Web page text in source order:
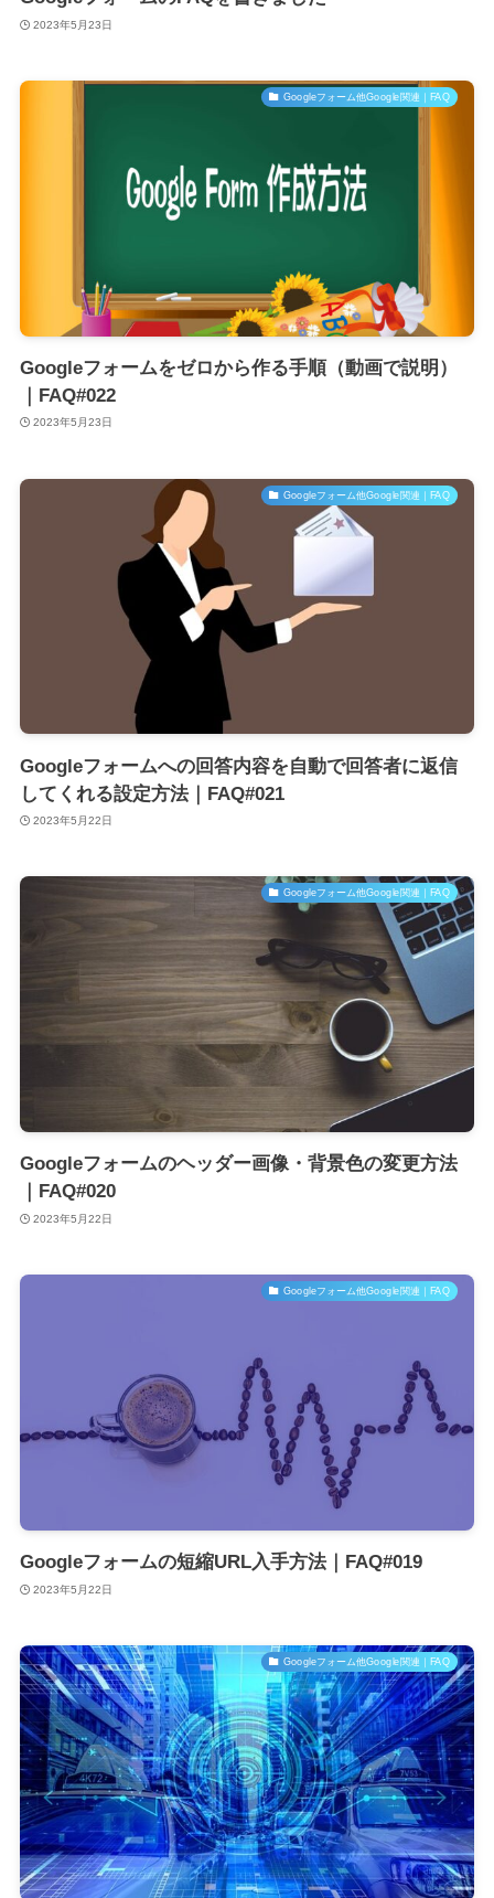
2023年5月23日
Googleフォーム他Google関連｜FAQ
Googleフォームをゼロから作る手順（動画で説明）
｜FAQ#022
2023年5月23日
Googleフォーム他Google関連｜FAQ
Googleフォームへの回答内容を自動で回答者に返信
してくれる設定方法｜FAQ#021
2023年5月22日
Googleフォーム他Google関連｜FAQ
Googleフォームのヘッダー画像・背景色の変更方法
｜FAQ#020
2023年5月22日
Googleフォーム他Google関連｜FAQ
Googleフォームの短縮URL入手方法｜FAQ#019
2023年5月22日
Googleフォーム他Google関連｜FAQ